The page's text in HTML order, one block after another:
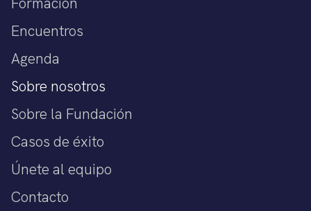
Encuentros
Agenda
Sobre nosotros
Sobre la Fundación
Casos de éxito
Únete al equipo
Contacto